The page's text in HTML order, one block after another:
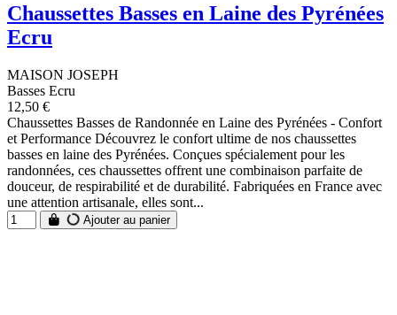
Chaussettes Basses en Laine des Pyrénées
Ecru
MAISON JOSEPH
Basses Ecru
12,50 €
Chaussettes Basses de Randonnée en Laine des Pyrénées - Confort
et Performance Découvrez le confort ultime de nos chaussettes
basses en laine des Pyrénées. Conçues spécialement pour les
randonnées, ces chaussettes offrent une combinaison parfaite de
douceur, de respirabilité et de durabilité. Fabriquées en France avec
une attention artisanale, elles sont...
Ajouter au panier